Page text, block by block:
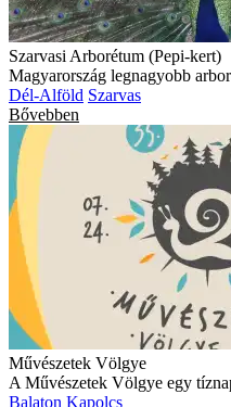
Szarvasi Arborétum (Pepi-kert)
Magyarország legnagyobb
Dél-Alföld Szarvas
Bővebben
Művészetek Völgye
A Művészetek Völgye egy
Balaton Kapolcs